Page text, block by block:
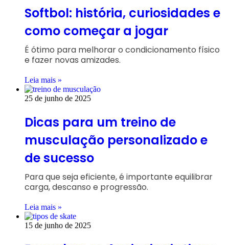
Softbol: história, curiosidades e
como começar a jogar
É ótimo para melhorar o condicionamento físico
e fazer novas amizades.
Leia mais »
25 de junho de 2025
Dicas para um treino de
musculação personalizado e
de sucesso
Para que seja eficiente, é importante equilibrar
carga, descanso e progressão.
Leia mais »
15 de junho de 2025